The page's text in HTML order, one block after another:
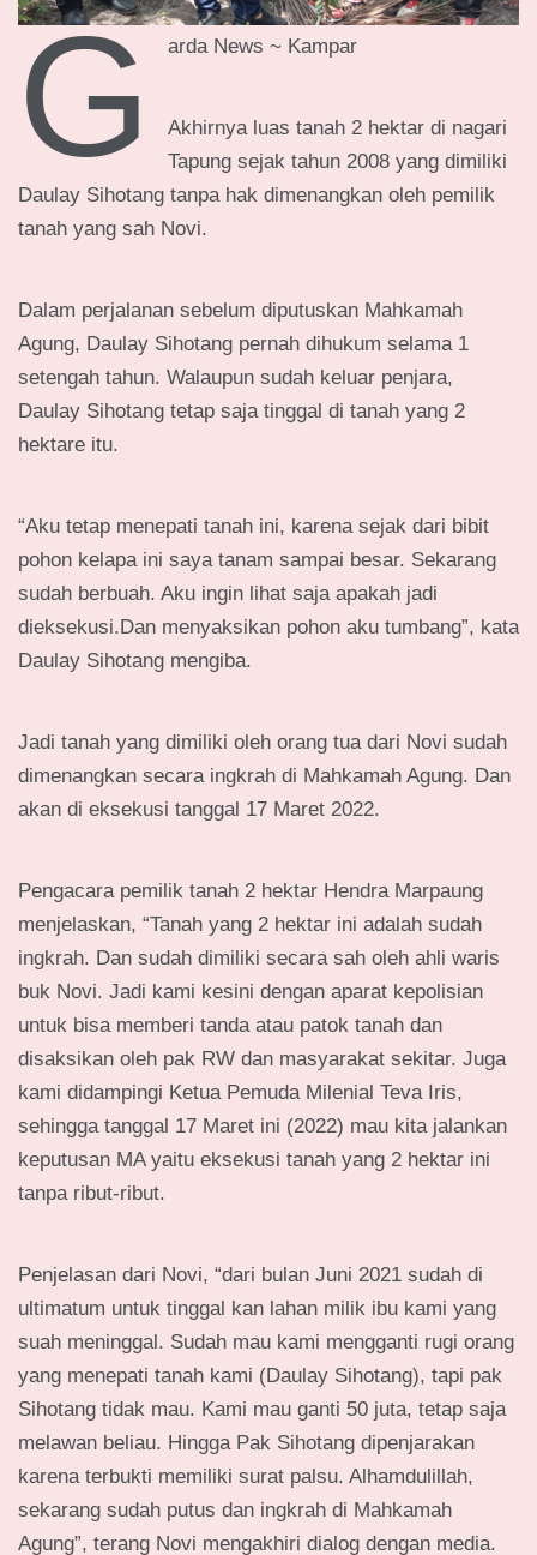
G arda News ~ Kampar
Akhirnya luas tanah 2 hektar di nagari
Tapung sejak tahun 2008 yang dimiliki
Daulay Sihotang tanpa hak dimenangkan oleh pemilik
tanah yang sah Novi.
Dalam perjalanan sebelum diputuskan Mahkamah
Agung, Daulay Sihotang pernah dihukum selama 1
setengah tahun. Walaupun sudah keluar penjara,
Daulay Sihotang tetap saja tinggal di tanah yang 2
hektare itu.
“Aku tetap menepati tanah ini, karena sejak dari bibit
pohon kelapa ini saya tanam sampai besar. Sekarang
sudah berbuah. Aku ingin lihat saja apakah jadi
dieksekusi.Dan menyaksikan pohon aku tumbang”, kata
Daulay Sihotang mengiba.
Jadi tanah yang dimiliki oleh orang tua dari Novi sudah
dimenangkan secara ingkrah di Mahkamah Agung. Dan
akan di eksekusi tanggal 17 Maret 2022.
Pengacara pemilik tanah 2 hektar Hendra Marpaung
menjelaskan, “Tanah yang 2 hektar ini adalah sudah
ingkrah. Dan sudah dimiliki secara sah oleh ahli waris
buk Novi. Jadi kami kesini dengan aparat kepolisian
untuk bisa memberi tanda atau patok tanah dan
disaksikan oleh pak RW dan masyarakat sekitar. Juga
kami didampingi Ketua Pemuda Milenial Teva Iris,
sehingga tanggal 17 Maret ini (2022) mau kita jalankan
keputusan MA yaitu eksekusi tanah yang 2 hektar ini
tanpa ribut-ribut.
Penjelasan dari Novi, “dari bulan Juni 2021 sudah di
ultimatum untuk tinggal kan lahan milik ibu kami yang
suah meninggal. Sudah mau kami mengganti rugi orang
yang menepati tanah kami (Daulay Sihotang), tapi pak
Sihotang tidak mau. Kami mau ganti 50 juta, tetap saja
melawan beliau. Hingga Pak Sihotang dipenjarakan
karena terbukti memiliki surat palsu. Alhamdulillah,
sekarang sudah putus dan ingkrah di Mahkamah
Agung”, terang Novi mengakhiri dialog dengan media.